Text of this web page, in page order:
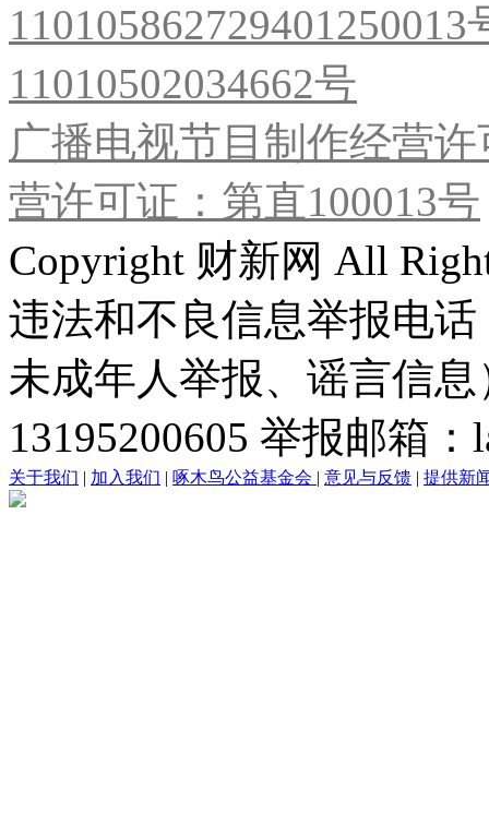
11010502034662号
广播电视节目制作经营
营许可证：第直100013号
Copyright 财新网 All
违法和不良信息举报电
未成年人举报、谣言信
13195200605 举报邮箱
关于我们 | 加入我们 | 啄木鸟公益基金会 | 意见与反馈 | 提供新